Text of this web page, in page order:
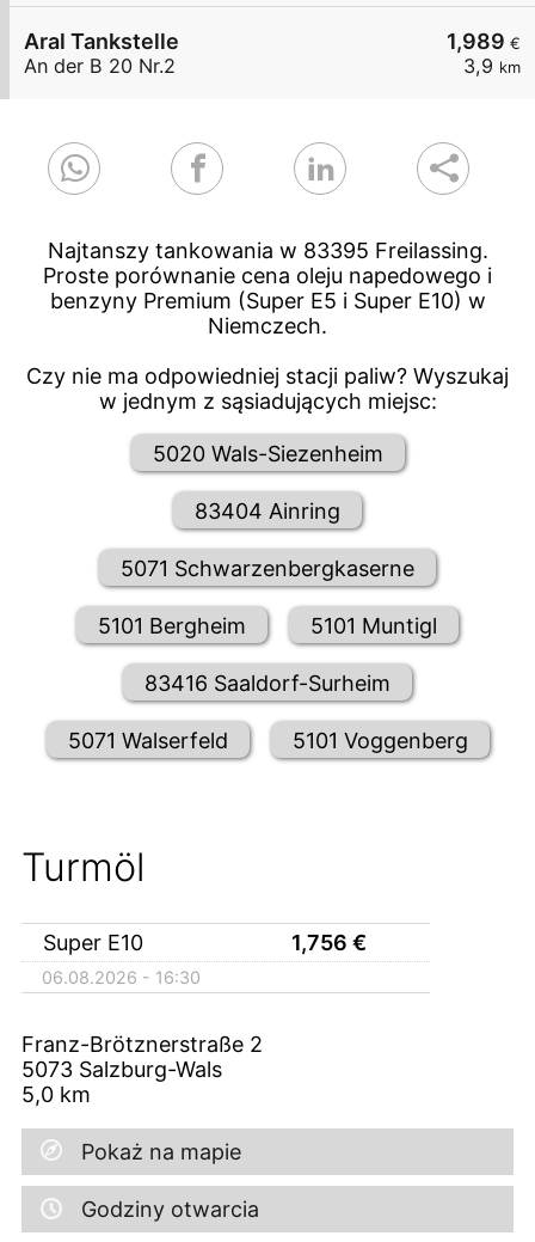
1,989 €
3,9 km
Aral Tankstelle
An der B 20 Nr.2
Najtanszy tankowania w 83395 Freilassing.
Proste porównanie cena oleju napedowego i
benzyny Premium (Super E5 i Super E10) w
Niemczech.
Czy nie ma odpowiedniej stacji paliw? Wyszukaj
w jednym z sąsiadujących miejsc:
5020 Wals-Siezenheim
83404 Ainring
5071 Schwarzenbergkaserne
5101 Bergheim 5101 Muntigl
83416 Saaldorf-Surheim
5071 Walserfeld 5101 Voggenberg
Turmöl
Super E10 1,756 €
06.08.2026 - 16:30
Franz-Brötznerstraße 2
5073 Salzburg-Wals
5,0 km
Pokaż na mapie
Godziny otwarcia